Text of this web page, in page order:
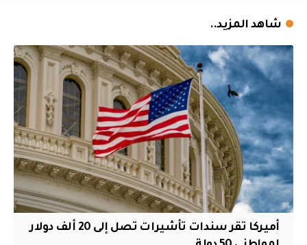
شاهد المزيد..
أميركا تقر سندات تأشيرات تصل إلى 20 ألف دولار